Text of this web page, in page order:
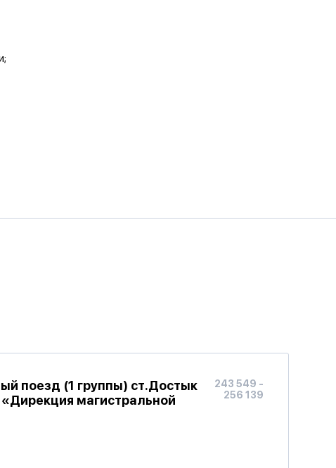
поезд (1 группы) ст.Достык
магистральной
243 549 -
256 139